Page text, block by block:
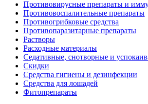
Противовирусные препараты и
Противовоспалительные препараты
Противогрибковые средства
Противопаразитарные препараты
Растворы
Расходные материалы
Седативные, снотворные и
Скидки
Средства гигиены и дезинфекции
Средства для лошадей
Фитопрепараты